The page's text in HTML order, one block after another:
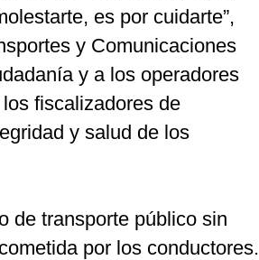
es por cuidarte”,
y Comunicaciones
y a los operadores
fiscalizadores de
y salud de los
de transporte público sin
por los conductores.